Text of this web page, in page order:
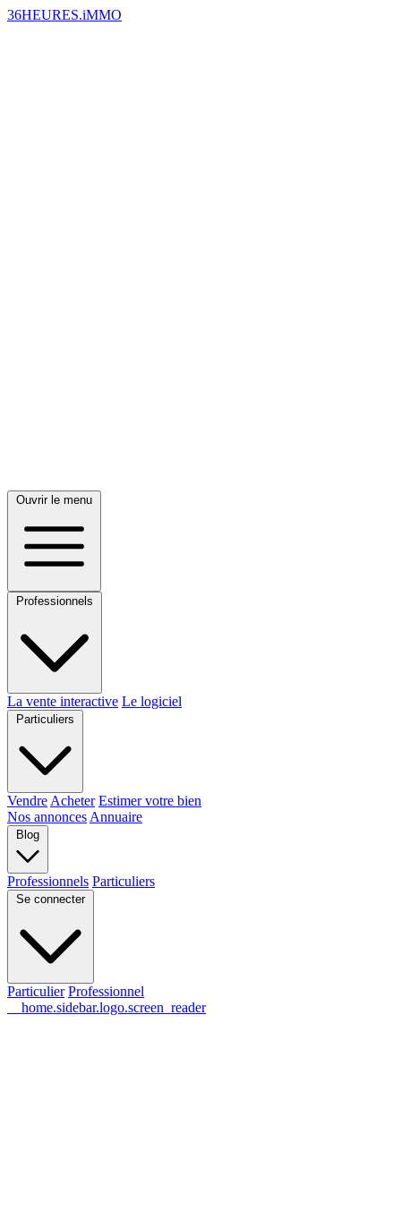
36HEURES.iMMO
Ouvrir le menu
Professionnels
La vente interactive Le logiciel
Particuliers
Vendre Acheter Estimer votre bien
Nos annonces Annuaire
Blog
Professionnels Particuliers
Se connecter
Particulier Professionnel
__home.sidebar.logo.screen_reader